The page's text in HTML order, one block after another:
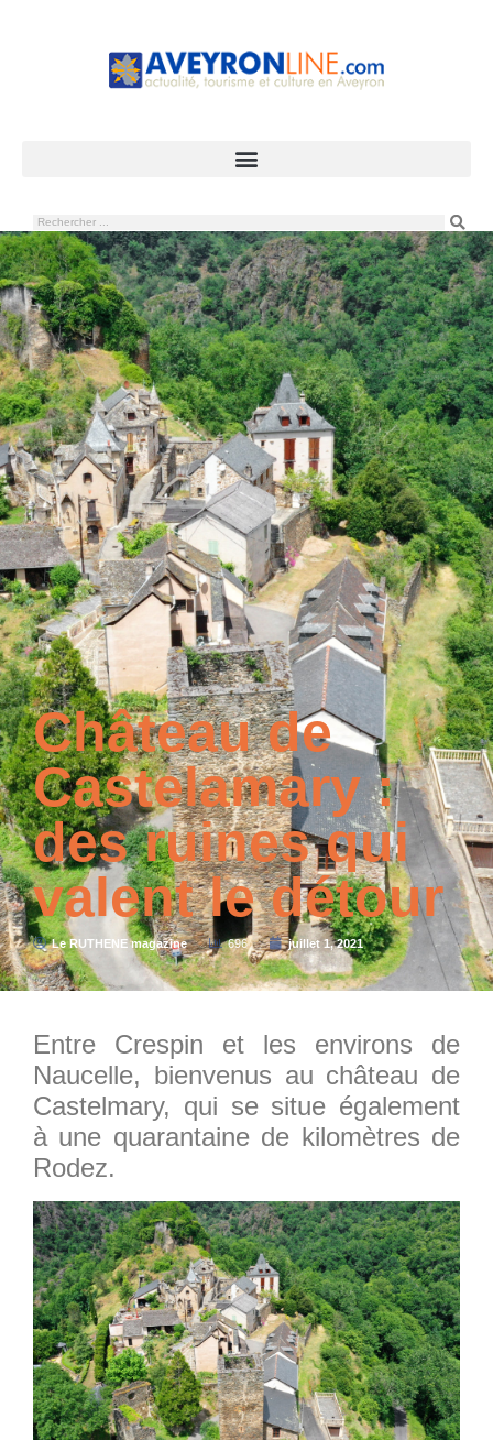
Château de
Castelamary :
des ruines qui
valent le détour
Le RUTHENE magazine 696 juillet 1, 2021
Entre Crespin et les environs de
Naucelle, bienvenus au château de
Castelmary, qui se situe également
à une quarantaine de kilomètres de
Rodez.